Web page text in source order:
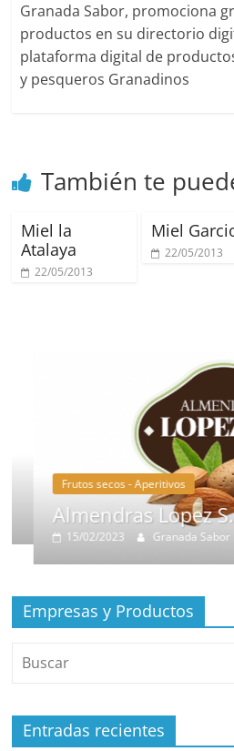
Granada Sabor, promociona
productos en su directorio
plataforma digital de
y pesqueros Granadinos
También te
Miel la
Atalaya
22/05/2013
Miel
22/05/2013
Frutos secos - Aperitivos
Almendras Lopez S.L.
15/02/2023 Granada Sabor
Empresas y Productos
Entradas recientes